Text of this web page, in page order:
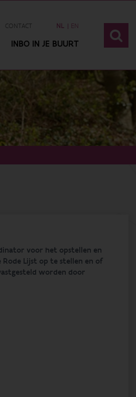
CONTACT NL EN
INBO IN JE BUURT
voor het opstellen en
Lijst op te stellen en of
worden door